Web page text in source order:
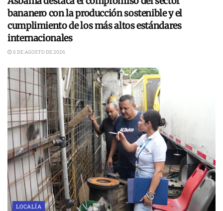
bananero con la producción sostenible y el
cumplimiento de los más altos estándares
internacionales
6 DE AGOSTO DE 2026
LOCALÍA